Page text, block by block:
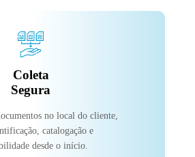
Coleta
Segura
no local do cliente,
catalogação e
desde o início.